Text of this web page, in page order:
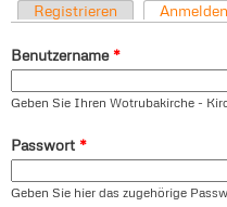
Registrieren Anmelden
Benutzername *
Geben Sie Ihren Wotrubakirche -
Passwort *
Geben Sie hier das zugehörige